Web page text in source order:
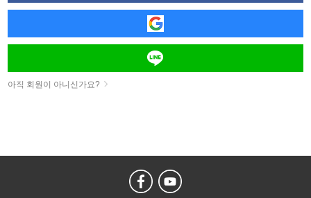
아직 회원이 아니신가요?